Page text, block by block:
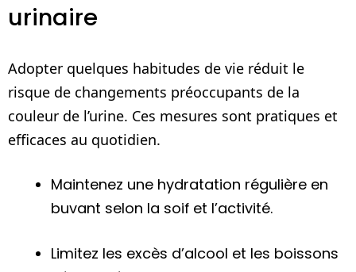
urinaire
Adopter quelques habitudes de vie réduit le
risque de changements préoccupants de la
couleur de l’urine. Ces mesures sont pratiques et
efficaces au quotidien.
Maintenez une hydratation régulière en
buvant selon la soif et l’activité.
Limitez les excès d’alcool et les boissons